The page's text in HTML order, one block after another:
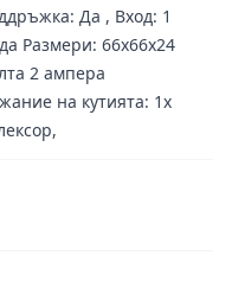
Да , Вход: 1
Размери: 66х66х24
2 ампера
на кутията: 1x